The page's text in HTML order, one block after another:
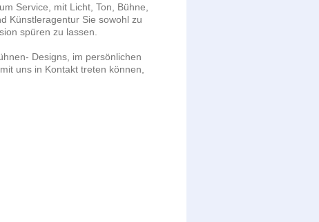
Service, mit Licht, Ton, Bühne,
Künstleragentur Sie sowohl zu
spüren zu lassen.
Designs, im persönlichen
uns in Kontakt treten können,